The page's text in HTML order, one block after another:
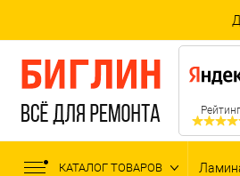
Рейтинг
КАТАЛОГ ТОВАРОВ